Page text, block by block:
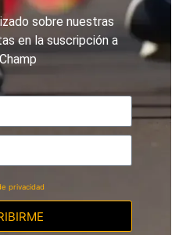
sobre nuestras
en la suscripción a
privacidad